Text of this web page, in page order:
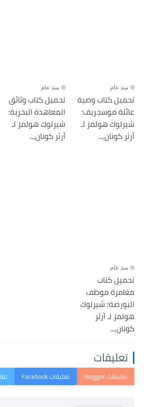
منذ عام
تحميل كتاب وصية
عائلة موسجريف؛
شيرلوك هولمز لـ
آرثر كونان,...
منذ عام
تحميل كتاب وثائق
المعاهدة البحرية؛
شيرلوك هولمز لـ
آرثر كونان,...
منذ عام
تحميل كتاب
مغامرة موظف
البورصة؛ شيرلوك
هولمز لـ آرثر
كونان,...
تعليقات